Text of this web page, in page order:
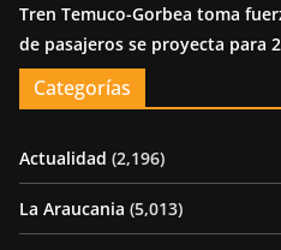
Tren Temuco-Gorbea toma
de pasajeros se proyecta para
Categorías
Actualidad (2,196)
La Araucania (5,013)